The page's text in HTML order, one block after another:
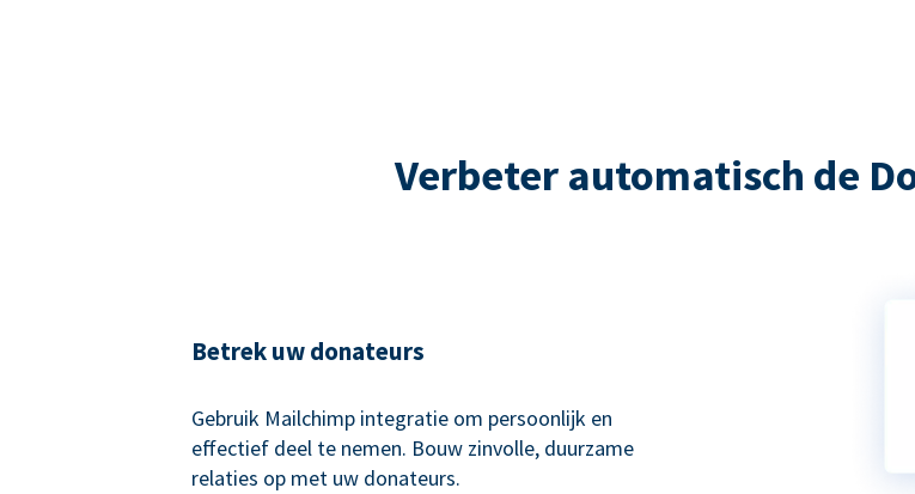
Verbeter automatisch de
Betrek uw donateurs
Gebruik Mailchimp integratie om persoonlijk en
effectief deel te nemen. Bouw zinvolle, duurzame
relaties op met uw donateurs.